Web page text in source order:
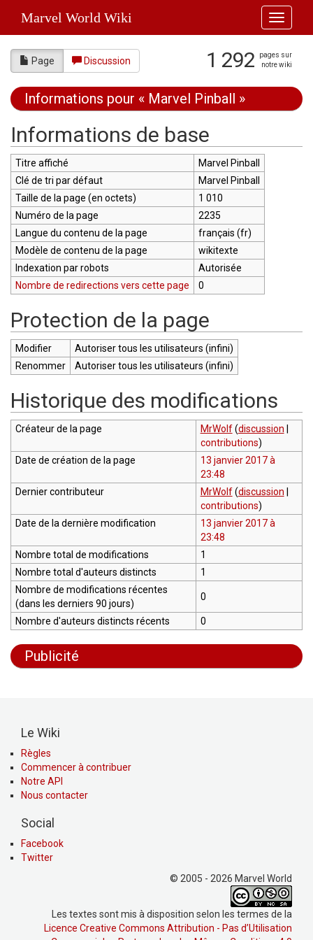
Toggle
Marvel World Wiki
Page Discussion 1 292
pages sur
notre wiki
Informations pour « Marvel Pinball »
Informations de base
Titre affiché
Marvel Pinball
Clé de tri par défaut
Marvel Pinball
Taille de la page (en octets)
1 010
Numéro de la page
2235
Langue du contenu de la page
français (fr)
Modèle de contenu de la page
wikitexte
Indexation par robots
Autorisée
Nombre de redirections vers cette page
0
Protection de la page
Modifier
Autoriser tous les utilisateurs (infini)
Renommer
Autoriser tous les utilisateurs (infini)
Historique des modifications
Créateur de la page MrWolf (discussion
contributions)
Date de création de la page
13 janvier 2017 à
23:48
Dernier contributeur
MrWolf (discussion
contributions)
Date de la dernière modification
13 janvier 2017 à
23:48
Nombre total de modifications
1
Nombre total d'auteurs distincts
1
Nombre de modifications récentes
(dans les derniers 90 jours)
0
Nombre d'auteurs distincts récents 0
Publicité
Le Wiki
Règles
Commencer à contribuer
Notre API
Nous contacter
Social
Facebook
Twitter
© 2005 - 2026 Marvel World
Les textes sont mis à disposition selon les termes de la
Licence Creative Commons Attribution - Pas d’Utilisation